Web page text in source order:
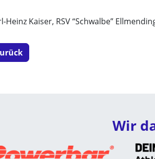
Heinz Kaiser, RSV “Schwalbe”
Wir